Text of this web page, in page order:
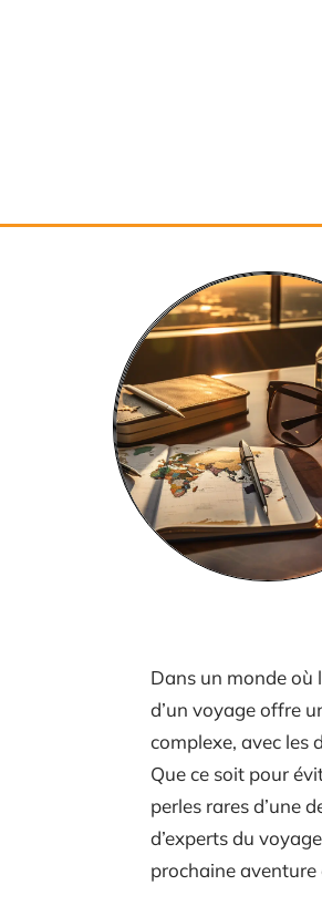
Dans un monde où
d’un voyage offre
complexe, avec les
Que ce soit pour
perles rares d’une
d’experts du
prochaine aventure